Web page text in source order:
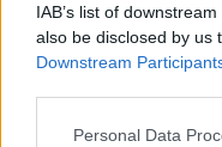
IAB’s list of
also be disclosed by us
Downstream
Please note that this
Personal Data
újra megszorongatja
Ingatlanvadászok 4.